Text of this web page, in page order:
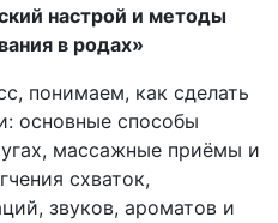
настрой и методы
в родах»
понимаем, как сделать
основные способы
массажные приёмы и
схваток,
звуков, ароматов и